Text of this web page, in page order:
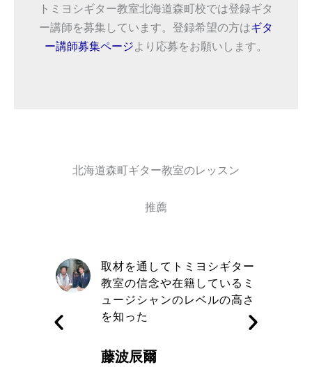
トミヨシギター教室北海道森町校では登録ギタ
ー講師を募集しています。登録希望の方はギタ
ー講師募集ページより応募をお願いします。
北海道森町ギター教室のレッスン
推薦
取材を通してトミヨシギター
教室の信念や在籍しているミ
ュージシャンのレベルの高さ
を知った
藤波辰爾